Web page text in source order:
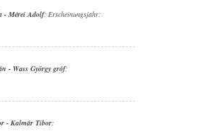
- Mérei Adolf; Erscheinungsjahr:
- Wass György gróf;
- Kalmár Tibor;